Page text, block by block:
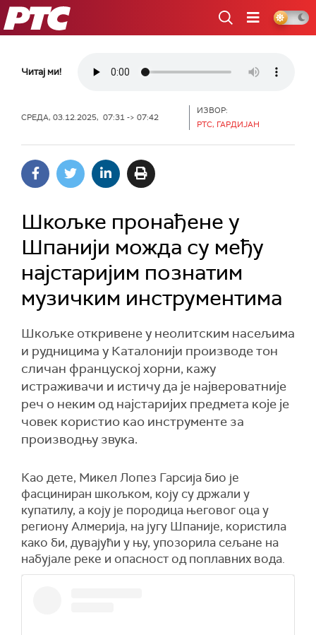
РТС
Читај ми!
СРЕДА, 03.12.2025, 07:31 -> 07:42
ИЗВОР:
РТС, ГАРДИЈАН
Шкољке пронађене у
Шпанији можда су међу
најстаријим познатим
музичким инструментима
Шкољке откривене у неолитским насељима
и рудницима у Каталонији производе тон
сличан француској хорни, кажу
истраживачи и истичу да је највероватније
реч о неким од најстаријих предмета које је
човек користио као инструменте за
производњу звука.
Као дете, Микел Лопез Гарсија био је
фасциниран шкољком, коју су држали у
купатилу, а коју је породица његовог оца у
региону Алмерија, на југу Шпаније, користила
како би, дувајући у њу, упозорила сељане на
набујале реке и опасност од поплавних вода.